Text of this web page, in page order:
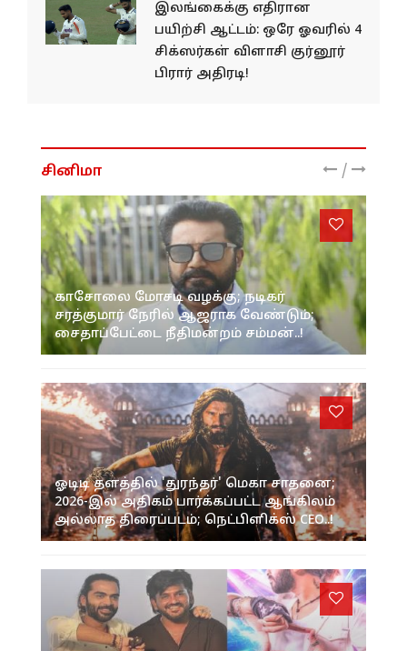
இலங்கைக்கு எதிரான
பயிற்சி ஆட்டம்: ஒரே ஓவரில் 4
சிக்ஸர்கள் விளாசி குர்னூர்
பிரார் அதிரடி!
சினிமா /
காசோலை மோசடி வழக்கு; நடிகர்
சரத்குமார் நேரில் ஆஜராக வேண்டும்;
சைதாப்பேட்டை நீதிமன்றம் சம்மன்..!
ஓடிடி தளத்தில் 'துரந்தர்' மெகா சாதனை;
2026-இல் அதிகம் பார்க்கப்பட்ட ஆங்கிலம்
அல்லாத திரைப்படம்; நெட்பிளிக்ஸ் CEO..!